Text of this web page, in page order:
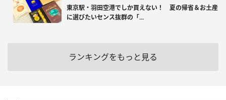
東京駅・羽田空港でしか買えない！ 夏の帰省＆お土産
に選びたいセンス抜群の「...
ランキングをもっと見る